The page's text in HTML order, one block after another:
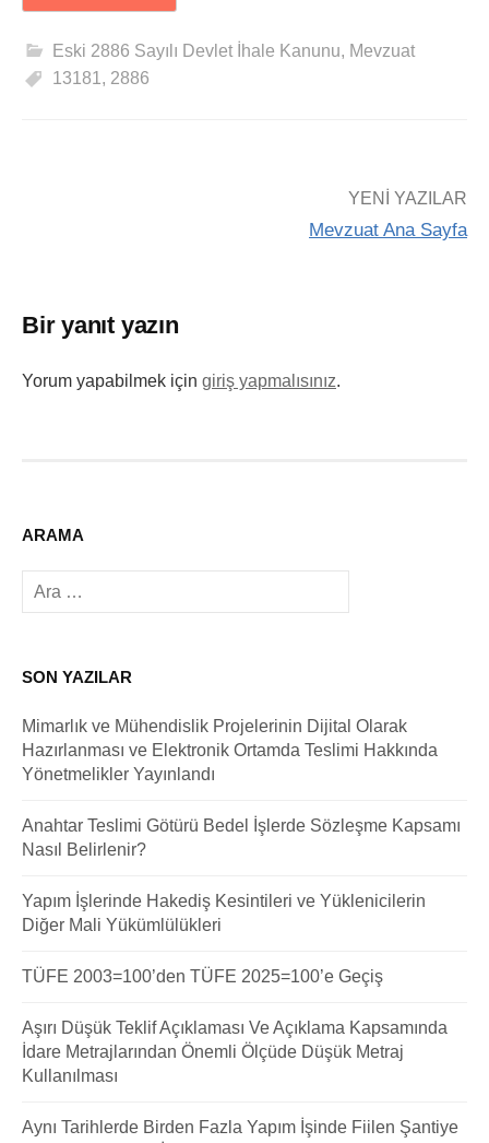
Eski 2886 Sayılı Devlet İhale Kanunu, Mevzuat
13181 , 2886
YENI YAZILAR
Mevzuat Ana Sayfa
Bir yanıt yazın
Yorum yapabilmek için giriş yapmalısınız.
ARAMA
Arama:
SON YAZILAR
Mimarlık ve Mühendislik Projelerinin Dijital Olarak
Hazırlanması ve Elektronik Ortamda Teslimi Hakkında
Yönetmelikler Yayınlandı
Anahtar Teslimi Götürü Bedel İşlerde Sözleşme Kapsamı
Nasıl Belirlenir?
Yapım İşlerinde Hakediş Kesintileri ve Yüklenicilerin
Diğer Mali Yükümlülükleri
TÜFE 2003=100’den TÜFE 2025=100’e Geçiş
Aşırı Düşük Teklif Açıklaması Ve Açıklama Kapsamında
İdare Metrajlarından Önemli Ölçüde Düşük Metraj
Kullanılması
Aynı Tarihlerde Birden Fazla Yapım İşinde Fiilen Şantiye